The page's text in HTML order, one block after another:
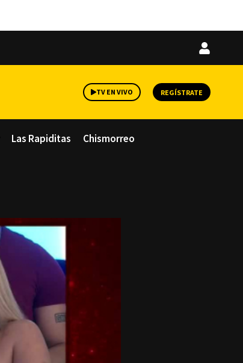
Iniciar
TV EN VIVO REGÍSTRATE
Las Rapiditas Chismorreo